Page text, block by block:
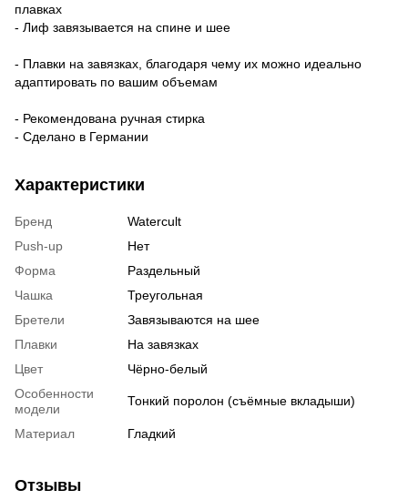
плавках
- Лиф завязывается на спине и шее
- Плавки на завязках, благодаря чему их можно идеально
адаптировать по вашим объемам
- Рекомендована ручная стирка
- Сделано в Германии
Характеристики
Бренд
Watercult
Push-up
Нет
Форма
Раздельный
Чашка
Треугольная
Бретели
Завязываются на шее
Плавки
На завязках
Цвет
Чёрно-белый
Особенности
модели
Тонкий поролон (съёмные вкладыши)
Материал Гладкий
Отзывы